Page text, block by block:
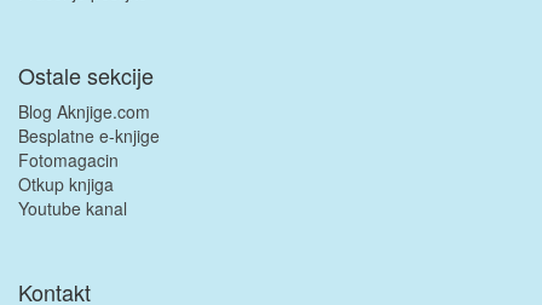
Ostale sekcije
Blog Aknjige.com
Besplatne e-knjige
Fotomagacin
Otkup knjiga
Youtube kanal
Kontakt